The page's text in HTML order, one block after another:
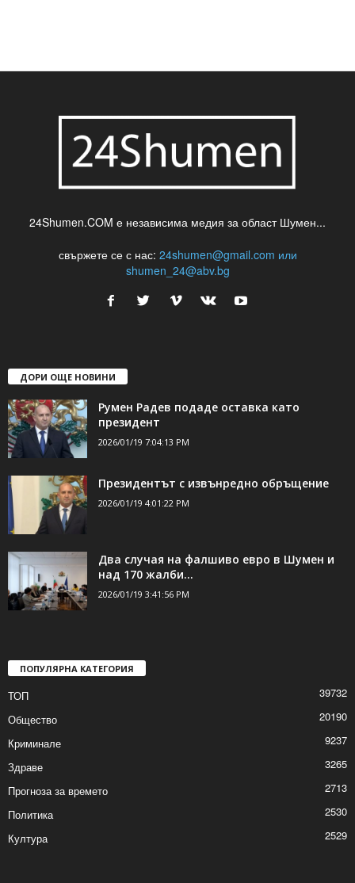
24Shumen.COM е независима медия за област Шумен...
свържете се с нас: 24shumen@gmail.com или
shumen_24@abv.bg
ДОРИ ОЩЕ НОВИНИ
Румен Радев подаде оставка като
президент
2026/01/19 7:04:13 PM
Президентът с извънредно обръщение
2026/01/19 4:01:22 PM
Два случая на фалшиво евро в Шумен и
над 170 жалби...
2026/01/19 3:41:56 PM
ПОПУЛЯРНА КАТЕГОРИЯ
ТОП
39732
Общество
20190
Криминале
9237
Здраве
3265
Прогноза за времето
2713
Политика
2530
Култура
2529